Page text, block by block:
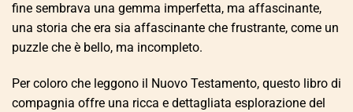
fine sembrava una gemma imperfetta, ma affascinante,
una storia che era sia affascinante che frustrante, come un
puzzle che è bello, ma incompleto.
Per coloro che leggono il Nuovo Testamento, questo libro di
compagnia offre una ricca e dettagliata esplorazione del